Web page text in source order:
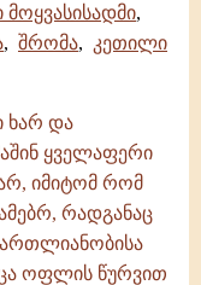
,
, შრომა, კეთილი
ხარ და
ყველაფერი
იმიტომ რომ
რადგანაც
ოფლის წურვით